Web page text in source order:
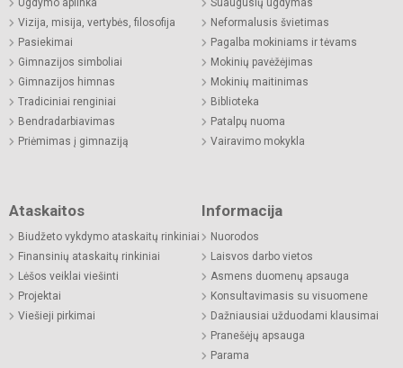
Ugdymo aplinka
Vizija, misija, vertybės, filosofija
Pasiekimai
Gimnazijos simboliai
Gimnazijos himnas
Tradiciniai renginiai
Bendradarbiavimas
Priėmimas į gimnaziją
Suaugusių ugdymas
Neformalusis švietimas
Pagalba mokiniams ir tėvams
Mokinių pavėžėjimas
Mokinių maitinimas
Biblioteka
Patalpų nuoma
Vairavimo mokykla
Ataskaitos
Biudžeto vykdymo ataskaitų rinkiniai
Finansinių ataskaitų rinkiniai
Lėšos veiklai viešinti
Projektai
Viešieji pirkimai
Informacija
Nuorodos
Laisvos darbo vietos
Asmens duomenų apsauga
Konsultavimasis su visuomene
Dažniausiai užduodami klausimai
Pranešėjų apsauga
Parama